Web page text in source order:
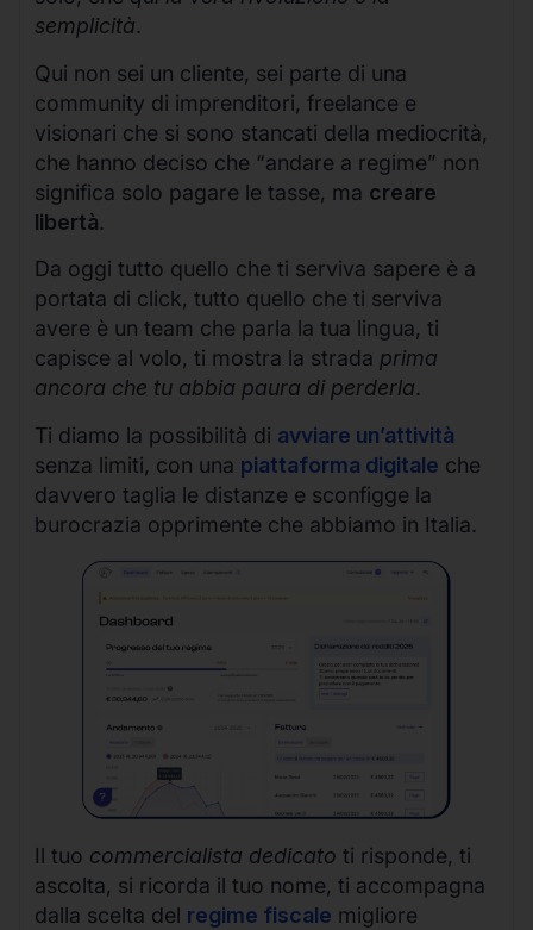
semplicità.
Qui non sei un cliente, sei parte di una
community di imprenditori, freelance e
visionari che si sono stancati della mediocrità,
che hanno deciso che “andare a regime” non
significa solo pagare le tasse, ma creare
libertà.
Da oggi tutto quello che ti serviva sapere è a
portata di click, tutto quello che ti serviva
avere è un team che parla la tua lingua, ti
capisce al volo, ti mostra la strada prima
ancora che tu abbia paura di perderla.
Ti diamo la possibilità di avviare un’attività
senza limiti, con una piattaforma digitale che
davvero taglia le distanze e sconfigge la
burocrazia opprimente che abbiamo in Italia.
Il tuo commercialista dedicato ti risponde, ti
ascolta, si ricorda il tuo nome, ti accompagna
dalla scelta del regime fiscale migliore